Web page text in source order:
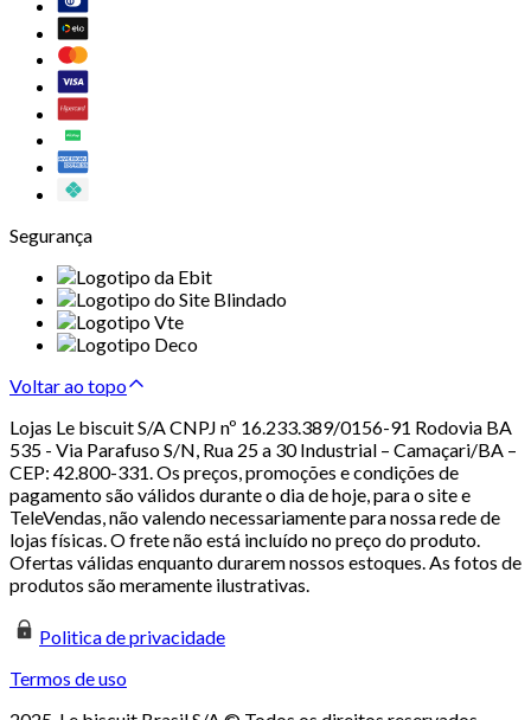
Segurança
Voltar ao topo
Lojas Le biscuit S/A CNPJ nº 16.233.389/0156-91 Rodovia BA
535 - Via Parafuso S/N, Rua 25 a 30 Industrial – Camaçari/BA –
CEP: 42.800-331. Os preços, promoções e condições de
pagamento são válidos durante o dia de hoje, para o site e
TeleVendas, não valendo necessariamente para nossa rede de
lojas físicas. O frete não está incluído no preço do produto.
Ofertas válidas enquanto durarem nossos estoques. As fotos de
produtos são meramente ilustrativas.
Politica de privacidade
Termos de uso